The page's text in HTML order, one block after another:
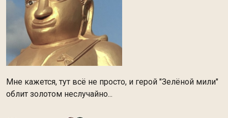
Мне кажется, тут всё не просто, и герой "Зелёной мили"
облит золотом неслучайно...